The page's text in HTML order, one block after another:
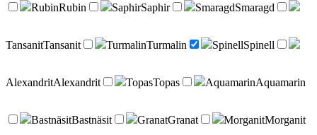
RubinRubin SaphirSaphir SmaragdSmaragd
TansanitTansanit TurmalinTurmalin SpinellSpinell
AlexandritAlexandrit TopasTopas AquamarinAquamarin
BastnäsitBastnäsit GranatGranat MorganitMorganit